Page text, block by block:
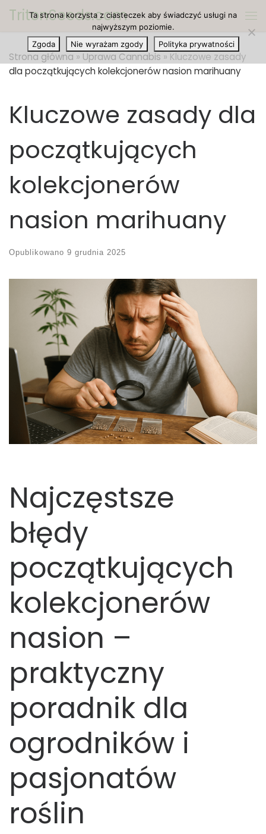
Przejdź do treści
TritonSeeds.com
Strona główna » Uprawa Cannabis » Kluczowe zasady
dla początkujących kolekcjonerów nasion marihuany
Kluczowe zasady dla
początkujących
kolekcjonerów
nasion marihuany
Opublikowano 9 grudnia 2025
Najczęstsze
błędy
początkujących
kolekcjonerów
nasion –
praktyczny
poradnik dla
ogrodników i
pasjonatów
roślin
Ta strona korzysta z ciasteczek aby świadczyć usługi na
najwyższym poziomie.
Zgoda
Nie wyrażam zgody Polityka prywatności